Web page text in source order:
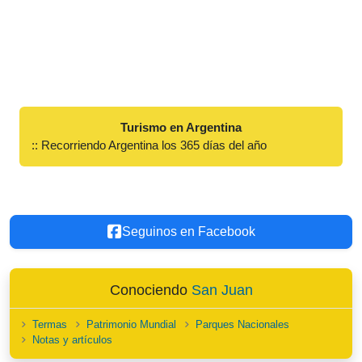
Turismo en Argentina
:: Recorriendo Argentina los 365 días del año
Seguinos en Facebook
Conociendo San Juan
Termas Patrimonio Mundial
Parques Nacionales
Notas y artículos